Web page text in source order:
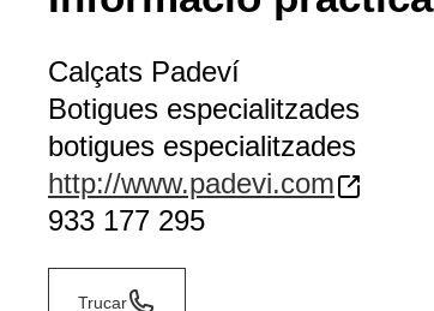
Calçats Padeví
Botigues especialitzades
botigues especialitzades
http://www.padevi.com
933 177 295
Trucar